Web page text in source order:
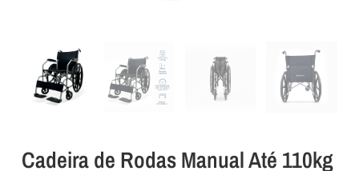
Cadeira de Rodas Manual Até 110kg